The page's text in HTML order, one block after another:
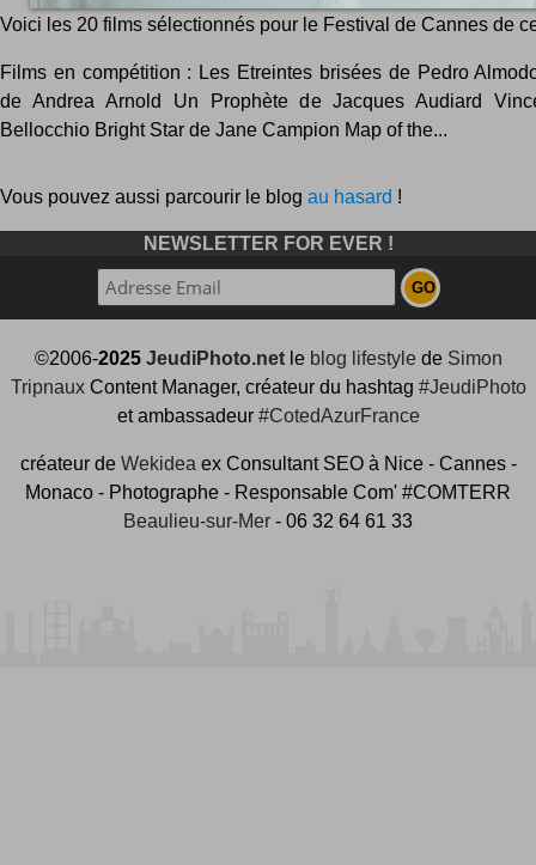
Voici les 20 films sélectionnés pour le Festival de Cannes de
Films en compétition : Les Etreintes brisées de Pedro
de Andrea Arnold Un Prophète de Jacques Audiard
Bellocchio Bright Star de Jane Campion Map of the...
Vous pouvez aussi parcourir le blog au hasard !
NEWSLETTER FOR EVER !
©2006-2025 JeudiPhoto.netle blog lifestylede Simon
TripnauxContent Manager, créateur du hashtag #JeudiPhoto
et ambassadeur #CotedAzurFrance
créateur de Wekidea ex Consultant SEO à Nice - Cannes -
Monaco - Photographe - Responsable Com' #COMTERR
Beaulieu-sur-Mer - 06 32 64 61 33